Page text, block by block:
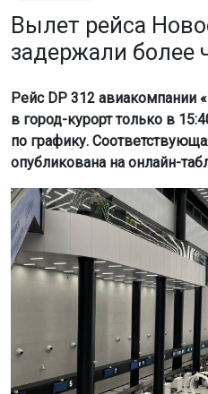
Вылет рейса
задержали более
Рейс DP 312 авиакомпании
в город-курорт только в
по графику.
опубликована на онлайн-